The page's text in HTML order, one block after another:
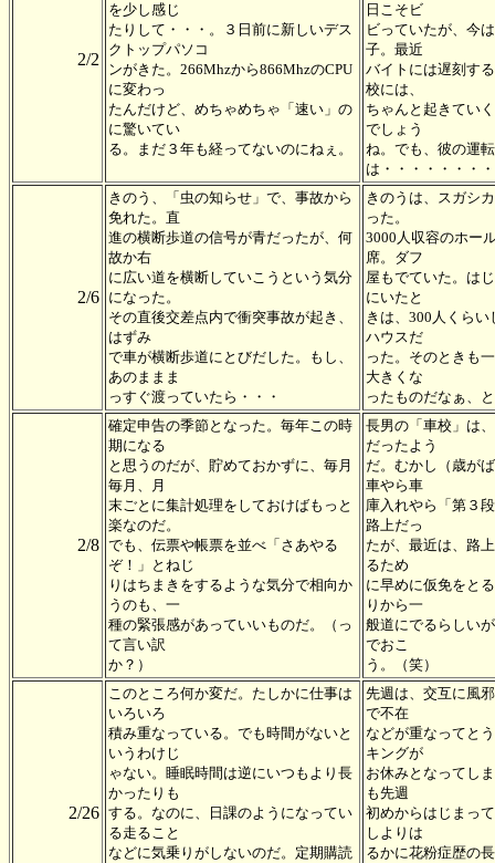
2/2
を少し感じ
たりして・・・。３日前に新しいデス
クトップパソコ
ンがきた。266Mhzから866MhzのCPU
に変わっ
たんだけど、めちゃめちゃ「速い」の
に驚いてい
る。まだ３年も経ってないのにねぇ。
日こそビ
ビっていたが、今
子。最近
バイトには遅刻す
校には、
ちゃんと起きてい
でしょう
ね。でも、彼の運
は・・・・・・・・
2/6
きのう、「虫の知らせ」で、事故から
免れた。直
進の横断歩道の信号が青だったが、何
故か右
に広い道を横断していこうという気分
になった。
その直後交差点内で衝突事故が起き、
はずみ
で車が横断歩道にとびだした。もし、
あのままま
っすぐ渡っていたら・・・
きのうは、スガシ
った。
3000人収容のホー
席。ダフ
屋もでていた。は
にいたと
きは、300人くら
ハウスだ
った。そのときも
大きくな
ったものだなぁ、
2/8
確定申告の季節となった。毎年この時
期になる
と思うのだが、貯めておかずに、毎月
毎月、月
末ごとに集計処理をしておけばもっと
楽なのだ。
でも、伝票や帳票を並べ「さあやる
ぞ！」とねじ
りはちまきをするような気分で相向か
うのも、一
種の緊張感があっていいものだ。（っ
て言い訳
か？）
長男の「車校」は
だったよう
だ。むかし（歳が
車やら車
庫入れやら「第３
路上だっ
たが、最近は、路
るため
に早めに仮免をと
りから一
般道にでるらしい
でおこ
う。（笑）
2/26
このところ何か変だ。たしかに仕事は
いろいろ
積み重なっている。でも時間がないと
いうわけじ
ゃない。睡眠時間は逆にいつもより長
かったりも
する。なのに、日課のようになってい
る走ること
などに気乗りがしないのだ。定期購読
先週は、交互に風
で不在
などが重なってと
キングが
お休みとなってし
も先週
初めからはじまっ
しよりは
るかに花粉症歴の